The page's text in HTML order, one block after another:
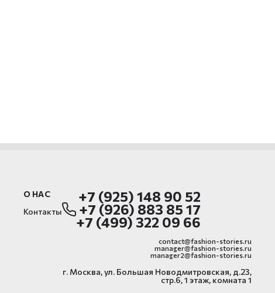
О НАС
Контакты
+7 (925) 148 90 52
+7 (926) 883 85 17
+7 (499) 322 09 66
contact@fashion-stories.ru
manager@fashion-stories.ru
manager2@fashion-stories.ru
г. Москва, ул. Большая Новодмитровская, д.23,
стр.6, 1 этаж, комната 1